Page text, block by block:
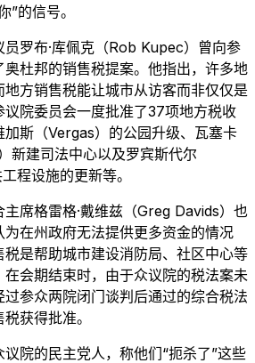
”的信号。
罗布·库佩克（Rob Kupec）曾向参
杜邦的销售税提案。他指出，许多地
方销售税能让城市从访客而非仅仅是
议院委员会一度批准了37项地方税收
斯（Vergas）的公园升级、瓦塞卡
新建司法中心以及罗宾斯代尔
程设施的更新等。
席格雷格·戴维兹（Greg Davids）也
在州政府无法提供更多资金的情况
是帮助城市建设消防局、社区中心等
会期结束时，由于众议院的税法案未
参众两院闭门谈判后通过的综合税法
获得批准。
院的民主党人，称他们“扼杀了”这些